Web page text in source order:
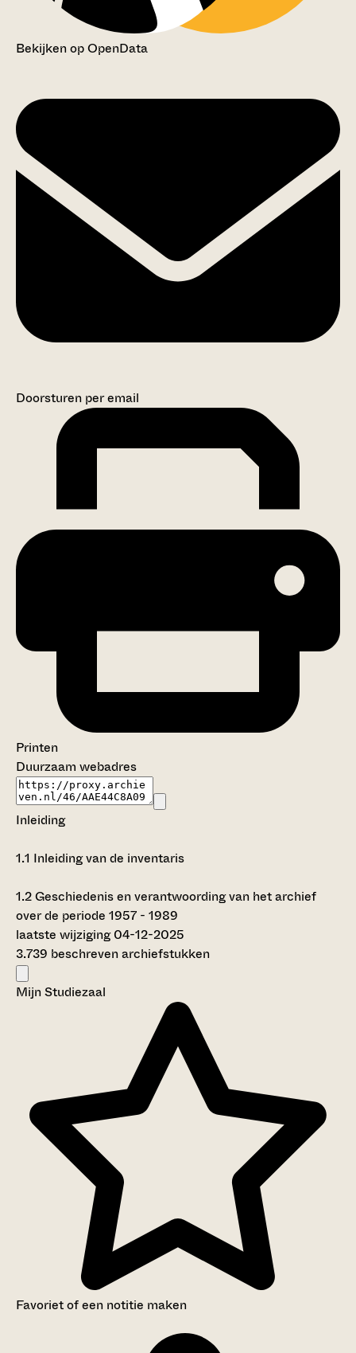
Bekijken op OpenData
Doorsturen per email
Printen
Duurzaam webadres
Inleiding
1.1 Inleiding van de inventaris
1.2Geschiedenis en verantwoording van het archief
over de periode 1957 - 1989
laatste wijziging 04-12-2025
3.739 beschreven archiefstukken
Mijn Studiezaal
Favoriet of een notitie maken